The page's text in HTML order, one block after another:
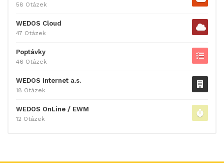
58 Otázek
WEDOS Cloud
47 Otázek
Poptávky
46 Otázek
WEDOS Internet a.s.
18 Otázek
WEDOS OnLine / EWM
12 Otázek